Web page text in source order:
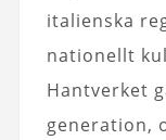
italienska
nationellt
Hantverket
generation,